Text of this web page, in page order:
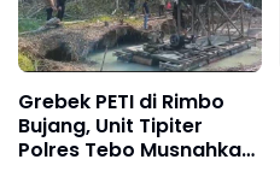
Grebek PETI di Rimbo
Bujang, Unit Tipiter
Polres Tebo Musnahkan